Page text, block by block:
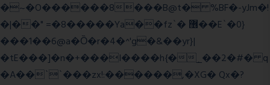
�~�O������8���B@t� %BF�-yJm�!
�|��" =�8�����Ya��fz`� ޶��E`�0}
���1��6@a�Ȍ�r�4�^'g�&��yr}|
�tE���]�n�+���I����h{�_̣��2�#� q
�A��``���zx!:������,�XG� Qx�?